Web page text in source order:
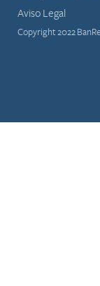
Aviso Legal
Copyright 2022